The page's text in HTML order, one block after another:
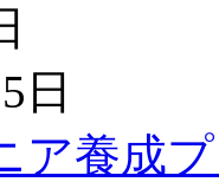
日
ア養成